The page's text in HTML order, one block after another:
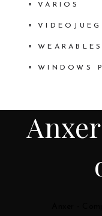
VARIOS
WEARABLES
WINDOWS